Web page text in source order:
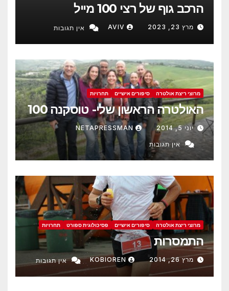
הרכב גוף של רצי 100 מייל
מרץ 23, 2023 AVIV אין תגובות
מרוצי ריצת אולטרה סיפורים אישיים תחרויות
האולטרה הראשון שלי- טוסקנה 100
יוני 5, 2014 NETAPRESSMAN
אין תגובות
מרוצי ריצת אולטרה סיפורים אישיים פסיכולוגית ספורט תחרויות
התמסרות
מרץ 26, 2014 KOBIOREN אין תגובות